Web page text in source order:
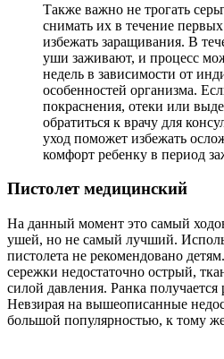
Также важно не трогать
снимать их в течение
избежать заращивания. В
уши заживают, и процесс
недель в зависимости от
особенностей организма.
покраснения, отеки или
обратиться к врачу для
уход поможет избежать
комфорт ребенку в период
Пистолет медицинский
На данный момент это самый
ушей, но не самый лучший.
пистолета не рекомендовано
сережки недостаточно острый,
силой давления. Ранка получается
Невзирая на вышеописанные
большой популярностью, к тому